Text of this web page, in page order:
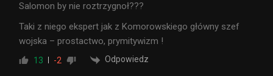
Salomon by nie roztrzygnoł???
Taki z niego ekspert jak z Komorowskiego główny szef
wojska – prostactwo, prymitywizm !
13 -2 Odpowiedz